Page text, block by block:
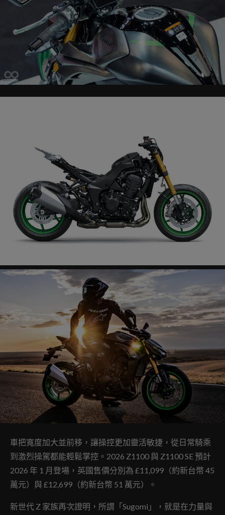
車把寬度加大並前移，讓操控更加靈活敏捷，從日常騎乘
到激烈操駕都能輕鬆掌控。2026 Z1100 與 Z1100 SE 預計
2026 年 1 月登場，英國售價分別為 £11,099（約新台幣 45
萬元）與 £12,699（約新台幣 51 萬元）。
新世代 Z 家族再次證明，所謂「Sugomi」，就是在力量與